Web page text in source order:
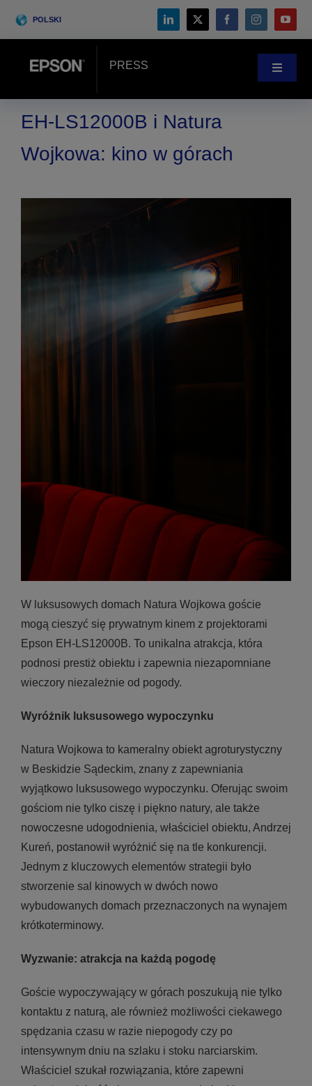
POLSKI
PRESS
Toggle
Historie klientów
Blog
Wydarzenia
Search
EH-LS12000B i Natura
Wojkowa: kino w górach
W luksusowych domach Natura Wojkowa goście
mogą cieszyć się prywatnym kinem z projektorami
Epson EH-LS12000B. To unikalna atrakcja, która
podnosi prestiż obiektu i zapewnia niezapomniane
wieczory niezależnie od pogody.
Wyróżnik luksusowego wypoczynku
Natura Wojkowa to kameralny obiekt agroturystyczny
w Beskidzie Sądeckim, znany z zapewniania
wyjątkowo luksusowego wypoczynku. Oferując swoim
gościom nie tylko ciszę i piękno natury, ale także
nowoczesne udogodnienia, właściciel obiektu, Andrzej
Kureń, postanowił wyróżnić się na tle konkurencji.
Jednym z kluczowych elementów strategii było
stworzenie sal kinowych w dwóch nowo
wybudowanych domach przeznaczonych na wynajem
krótkoterminowy.
Wyzwanie: atrakcja na każdą pogodę
Goście wypoczywający w górach poszukują nie tylko
kontaktu z naturą, ale również możliwości ciekawego
spędzania czasu w razie niepogody czy po
intensywnym dniu na szlaku i stoku narciarskim.
Właściciel szukał rozwiązania, które zapewni